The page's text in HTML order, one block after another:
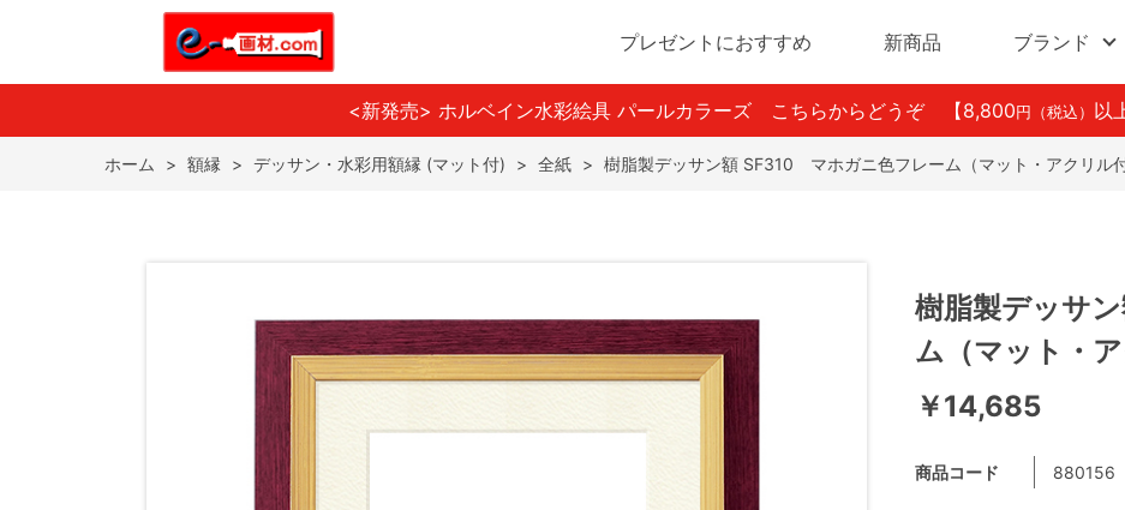
プレゼントにおすすめ 新商品 ブランド
<新発売> ホルベイン水彩絵具 パールカラーズ こちらからどうぞ 【8,800 円（税込） 以
ホーム > 額縁 > デッサン・水彩用額縁 (マット付) > 全紙 > 樹脂製デッサン額 SF310 マホガニ色フレーム（マット・アクリル
樹脂製デッサ
ム（マット・
￥14,685
商品コード 880156